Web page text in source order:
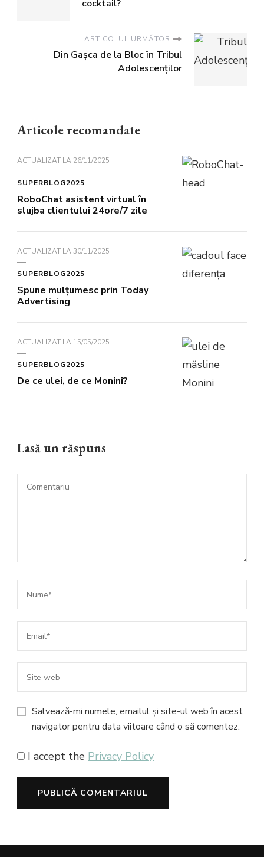
cocktail?
ARTICOLUL URMĂTOR
Din Gașca de la Bloc în Tribul
Adolescenților
Articole recomandate
ACTUALIZAT LA 26/11/2025
SUPERBLOG2025
RoboChat asistent virtual în
slujba clientului 24ore/7 zile
ACTUALIZAT LA 30/11/2025
SUPERBLOG2025
Spune mulțumesc prin Today
Advertising
ACTUALIZAT LA 15/05/2025
SUPERBLOG2025
De ce ulei, de ce Monini?
Lasă un răspuns
Salvează-mi numele, emailul și site-ul web în acest
navigator pentru data viitoare când o să comentez.
I accept the Privacy Policy